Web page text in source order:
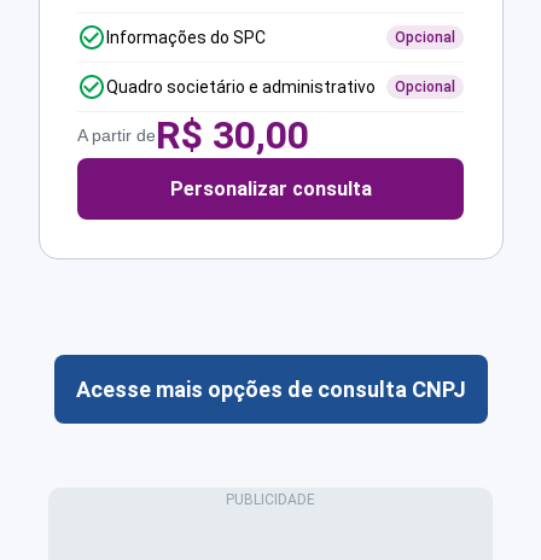
Informações do SPC Opcional
Quadro societário e administrativo Opcional
A partir deR$ 30,00
Personalizar consulta
Acesse mais opções de consulta CNPJ